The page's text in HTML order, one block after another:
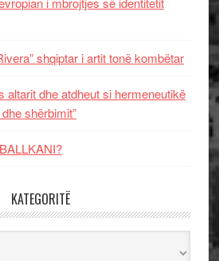
shqiptar i artit tonë kombëtar
altarit dhe atdheut si hermeneutikë
shërbimit”
KATEGORITË